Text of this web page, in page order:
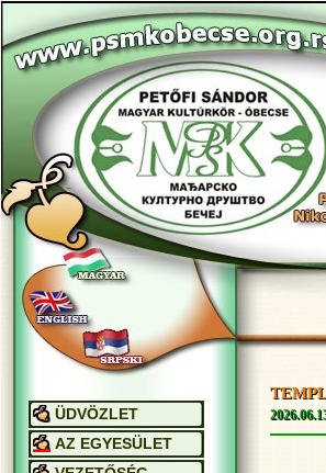
ÜDVÖZLET
AZ EGYESÜLET
Menu By Milonic JavaScript